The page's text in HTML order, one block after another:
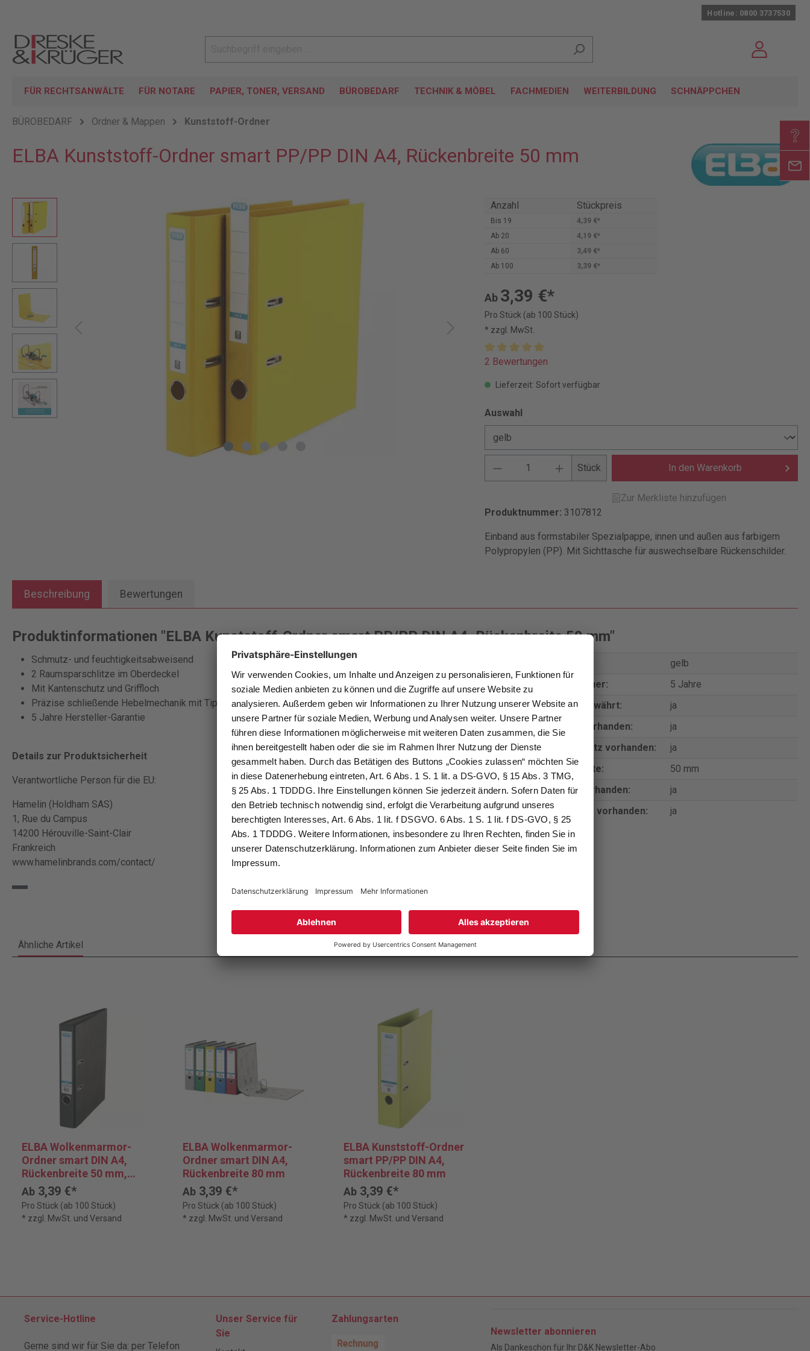
Hotline: 0800 3737530
FÜR RECHTSANWÄLTE FÜR NOTARE PAPIER, TONER, VERSAND BÜROBEDARF TECHNIK & MÖBEL FACHMEDIEN WEITERBILDUNG SCHNÄPPCHEN
BÜROBEDARF Ordner & Mappen Kunststoff-Ordner
ELBA Kunststoff-Ordner smart PP/PP DIN A4, Rückenbreite 50 mm
Anzahl Stückpreis
Bis 19
4,39 €*
Ab 20
4,19 €*
Ab 60
3,49 €*
Ab 100 3,39 €*
Ab 3,39 €*
Pro Stück (ab 100 Stück)
* zzgl. MwSt.
2 Bewertungen
Lieferzeit: Sofort verfügbar
Auswahl
Stück In den Warenkorb
Zur Merkliste hinzufügen
Produktnummer: 3107812
Einband aus formstabiler Spezialpappe, innen und außen aus farbigem
Polypropylen (PP). Mit Sichttasche für auswechselbare Rückenschilder.
Beschreibung Bewertungen
Produktinformationen "ELBA Kunststoff-Ordner smart PP/PP DIN A4, Rückenbreite 50 mm"
Schmutz- und feuchtigkeitsabweisend
2 Raumsparschlitze im Oberdeckel
Mit Kantenschutz und Griffloch
Präzise schließende Hebelmechanik mit Tippklemmer
5 Jahre Hersteller-Garantie
Details zur Produktsicherheit
Verantwortliche Person für die EU:
Hamelin (Holdham SAS)
1, Rue du Campus
14200 Hérouville-Saint-Clair
Frankreich
www.hamelinbrands.com/contact/
gelb
Garantiedauer:
5 Jahre
Garantie gewährt:
ja
Griffloch vorhanden:
ja
Kantenschutz vorhanden:
ja
Rückenbreite:
50 mm
Schlitze vorhanden:
ja
Sichttasche vorhanden:
ja
Ähnliche Artikel
ELBA Wolkenmarmor-
Ordner smart DIN A4,
Rückenbreite 50 mm,
schwarz
Ab 3,39 €*
Pro Stück (ab 100 Stück)
* zzgl. MwSt. und Versand
ELBA Wolkenmarmor-
Ordner smart DIN A4,
Rückenbreite 80 mm
Ab3,39 €*
Pro Stück (ab 100 Stück)
* zzgl. MwSt. und Versand
ELBA Kunststoff-Ordner
smart PP/PP DIN A4,
Rückenbreite 80 mm
Ab3,39 €*
Pro Stück (ab 100 Stück)
* zzgl. MwSt. und Versand
Service-Hotline
Gerne sind wir für Sie da: per Telefon
Unser Service für
Sie
Zahlungsarten
Newsletter abonnieren
Als Dankeschön für Ihr D&K Newsletter-Abo